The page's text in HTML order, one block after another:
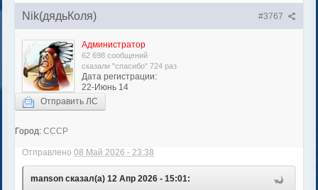
#3767
Nik(дядьКоля)
Администратор
62 698 сообщений
сказали "спасибо" 724 раз
Дата регистрации:
22-Июнь 14
Отправить ЛС
Город: СССР
Отправлено08 Май 2026 - 23:38
manson сказал(а) 12 Апр 2026 - 15:01: